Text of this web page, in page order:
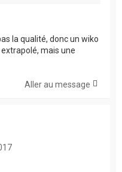
la qualité, donc un wiko
mais une
Aller au message